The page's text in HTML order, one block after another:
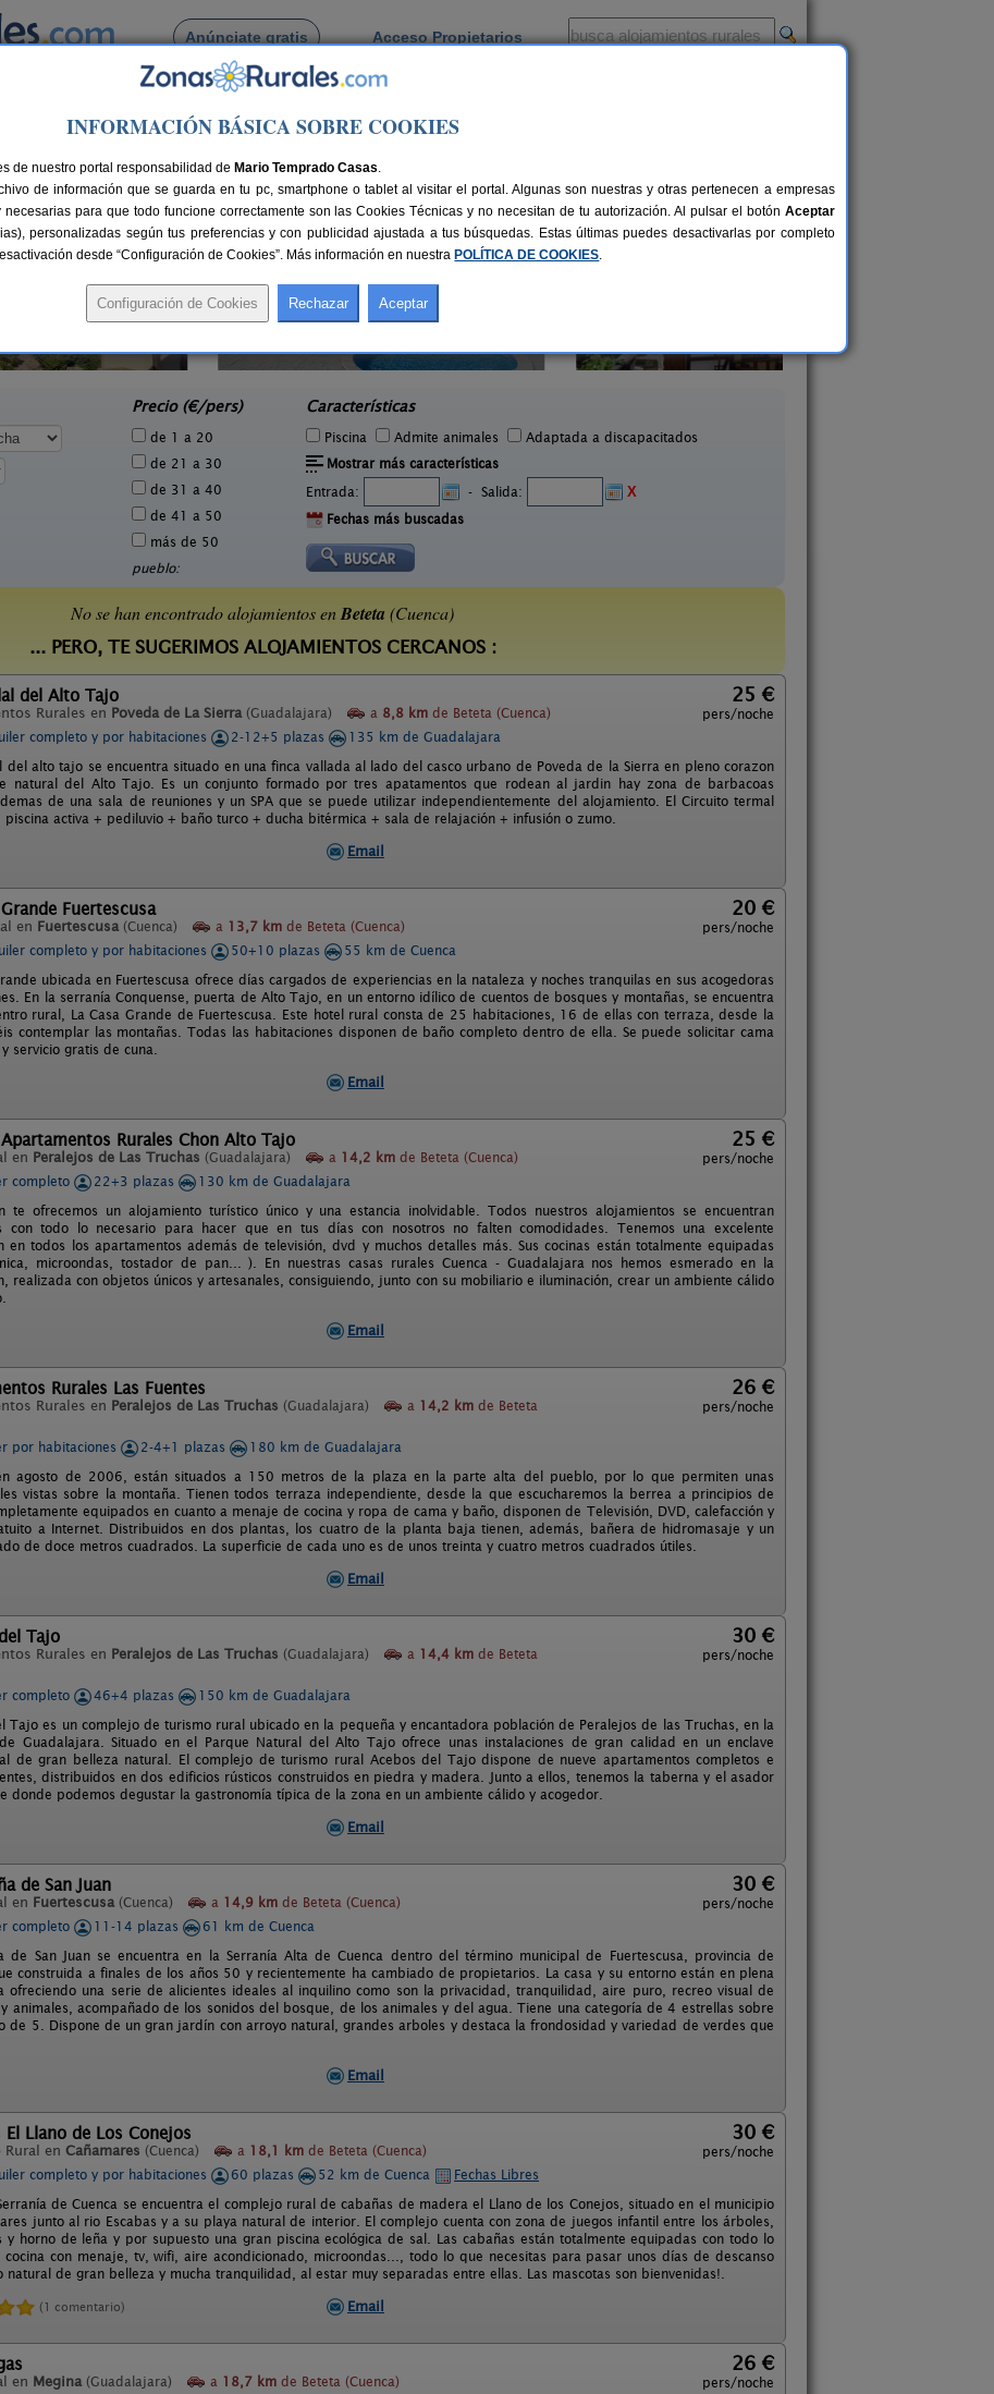
Anúnciate gratis Acceso Propietarios
Busca por pueblo
de Beteta
4-26+8 pers.
30 €
Casas Rurales La Cueva de
Cirondo
Precio (€/pers)
de 1 a 20
de 21 a 30
de 31 a 40
de 41 a 50
más de 50
pueblo:
Características
Piscina Admite animales
Adaptada a discapacitados
Mostrar más características
Entrada:
- Salida:
X
Fechas más buscadas
No se han encontrado alojamientos enBeteta (Cuenca)
... PERO, TE SUGERIMOS ALOJAMIENTOS CERCANOS :
del Alto Tajo
Rurales en Poveda de La Sierra (Guadalajara) a 8,8 km de Beteta (Cuenca)
25 €
pers/noche
completo y por habitaciones
2-12+5 plazas
135 km de Guadalajara
del alto tajo se encuentra situado en una finca vallada al lado del casco urbano de Poveda de la Sierra en pleno corazon
natural del Alto Tajo. Es un conjunto formado por tres apatamentos que rodean al jardin hay zona de barbacoas
de una sala de reuniones y un SPA que se puede utilizar independientemente del alojamiento. El Circuito termal
piscina activa + pediluvio + baño turco + ducha bitérmica + sala de relajación + infusión o zumo.
Email
Fuertescusa
en Fuertescusa (Cuenca) a 13,7 km de Beteta (Cuenca)
20 €
pers/noche
completo y por habitaciones
50+10 plazas
55 km de Cuenca
ubicada en Fuertescusa ofrece días cargados de experiencias en la nataleza y noches tranquilas en sus acogedoras
En la serranía Conquense, puerta de Alto Tajo, en un entorno idílico de cuentos de bosques y montañas, se encuentra
rural, La Casa Grande de Fuertescusa. Este hotel rural consta de 25 habitaciones, 16 de ellas con terraza, desde la
contemplar las montañas. Todas las habitaciones disponen de baño completo dentro de ella. Se puede solicitar cama
servicio gratis de cuna.
Email
Rurales Chon Alto Tajo
en Peralejos de Las Truchas (Guadalajara) a 14,2 km de Beteta (Cuenca)
25 €
pers/noche
completo
22+3 plazas
130 km de Guadalajara
te ofrecemos un alojamiento turístico único y una estancia inolvidable. Todos nuestros alojamientos se encuentran
con todo lo necesario para hacer que en tus días con nosotros no falten comodidades. Tenemos una excelente
en todos los apartamentos además de televisión, dvd y muchos detalles más. Sus cocinas están totalmente equipadas
microondas, tostador de pan... ). En nuestras casas rurales Cuenca - Guadalajara nos hemos esmerado en la
realizada con objetos únicos y artesanales, consiguiendo, junto con su mobiliario e iluminación, crear un ambiente cálido
Email
Rurales Las Fuentes
Rurales en Peralejos de Las Truchas (Guadalajara) a 14,2 km de Beteta
26 €
pers/noche
por habitaciones 2-4+1 plazas
180 km de Guadalajara
agosto de 2006, están situados a 150 metros de la plaza en la parte alta del pueblo, por lo que permiten unas
vistas sobre la montaña. Tienen todos terraza independiente, desde la que escucharemos la berrea a principios de
equipados en cuanto a menaje de cocina y ropa de cama y baño, disponen de Televisión, DVD, calefacción y
a Internet. Distribuidos en dos plantas, los cuatro de la planta baja tienen, además, bañera de hidromasaje y un
de doce metros cuadrados. La superficie de cada uno es de unos treinta y cuatro metros cuadrados útiles.
Email
Tajo
Rurales en Peralejos de Las Truchas (Guadalajara) a 14,4 km de Beteta
30 €
pers/noche
completo 46+4 plazas
150 km de Guadalajara
Tajo es un complejo de turismo rural ubicado en la pequeña y encantadora población de Peralejos de las Truchas, en la
Guadalajara. Situado en el Parque Natural del Alto Tajo ofrece unas instalaciones de gran calidad en un enclave
de gran belleza natural. El complejo de turismo rural Acebos del Tajo dispone de nueve apartamentos completos e
distribuidos en dos edificios rústicos construidos en piedra y madera. Junto a ellos, tenemos la taberna y el asador
donde podemos degustar la gastronomía típica de la zona en un ambiente cálido y acogedor.
Email
de San Juan
en Fuertescusa (Cuenca) a 14,9 km de Beteta (Cuenca)
30 €
pers/noche
completo
11-14 plazas
61 km de Cuenca
de San Juan se encuentra en la Serranía Alta de Cuenca dentro del término municipal de Fuertescusa, provincia de
construida a finales de los años 50 y recientemente ha cambiado de propietarios. La casa y su entorno están en plena
ofreciendo una serie de alicientes ideales al inquilino como son la privacidad, tranquilidad, aire puro, recreo visual de
animales, acompañado de los sonidos del bosque, de los animales y del agua. Tiene una categoría de 4 estrellas sobre
de 5. Dispone de un gran jardín con arroyo natural, grandes arboles y destaca la frondosidad y variedad de verdes que
Email
El Llano de Los Conejos
en Cañamares (Cuenca) a 18,1 km de Beteta (Cuenca)
30 €
pers/noche
completo y por habitaciones
60 plazas 52 km de Cuenca
Fechas Libres
de Cuenca se encuentra el complejo rural de cabañas de madera el Llano de los Conejos, situado en el municipio
junto al rio Escabas y a su playa natural de interior. El complejo cuenta con zona de juegos infantil entre los árboles,
y horno de leña y por supuesto una gran piscina ecológica de sal. Las cabañas están totalmente equipadas con todo lo
cocina con menaje, tv, wifi, aire acondicionado, microondas..., todo lo que necesitas para pasar unos días de descanso
natural de gran belleza y mucha tranquilidad, al estar muy separadas entre ellas. Las mascotas son bienvenidas!.
(1 comentario) Email
en Megina (Guadalajara) a 18,7 km de Beteta (Cuenca)
26 €
pers/noche
INFORMACIÓN BÁSICA SOBRE COOKIES
de nuestro portal responsabilidad de Mario Temprado Casas.
de información que se guarda en tu pc, smartphone o tablet al visitar el portal. Algunas son nuestras y otras pertenecen a empresas
para que todo funcione correctamente son las Cookies Técnicas y no necesitan de tu autorización. Al pulsar el botón Aceptar
personalizadas según tus preferencias y con publicidad ajustada a tus búsquedas. Estas últimas puedes desactivarlas por completo
desde “Configuración de Cookies”. Más información en nuestra POLÍTICA DE COOKIES.